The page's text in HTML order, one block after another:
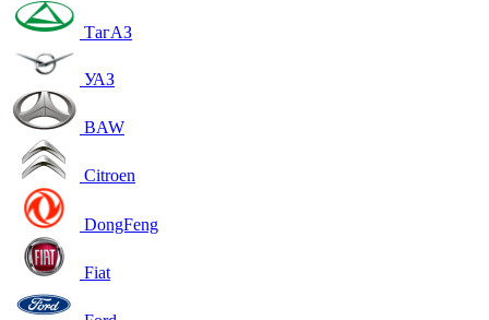
ТагАЗ
УАЗ
BAW
Citroen
DongFeng
Fiat